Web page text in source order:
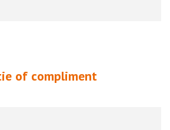
of compliment